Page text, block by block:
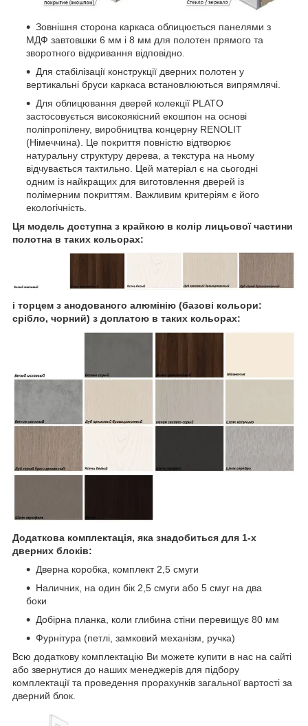
Зовнішня сторона каркаса облицюється панелями з
МДФ завтовшки 6 мм і 8 мм для полотен прямого та
зворотного відкривання відповідно.
Для стабілізації конструкції дверних полотен у
вертикальні бруси каркаса встановлюються випрямлячі.
Для облицювання дверей колекції PLATO
застосовується високоякісний екошпон на основі
поліпропілену, виробництва концерну RENOLIT
(Німеччина). Це покриття повністю відтворює
натуральну структуру дерева, а текстура на ньому
відчувається тактильно. Цей матеріал є на сьогодні
одним із найкращих для виготовлення дверей із
полімерним покриттям. Важливим критеріям є його
екологічність.
Ця модель доступна з крайкою в колір лицьової частини
полотна в таких кольорах:
і торцем з анодованого алюмінію (базові кольори:
срібло, чорний) з доплатою в таких кольорах:
Додаткова комплектація, яка знадобиться для 1-х
дверних блоків:
Дверна коробка, комплект 2,5 смуги
Наличник, на один бік 2,5 смуги або 5 смуг на два
боки
Добірна планка, коли глибина стіни перевищує 80 мм
Фурнітура (петлі, замковий механізм, ручка)
Всю додаткову комплектацію Ви можете купити в нас на сайті
або звернутися до наших менеджерів для підбору
комплектації та проведення прорахунків загальної вартості за
дверний блок.